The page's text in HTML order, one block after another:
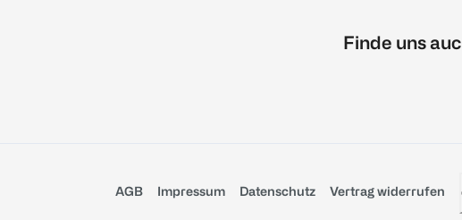
Finde uns
AGB Impressum Datenschutz Vertrag widerrufen